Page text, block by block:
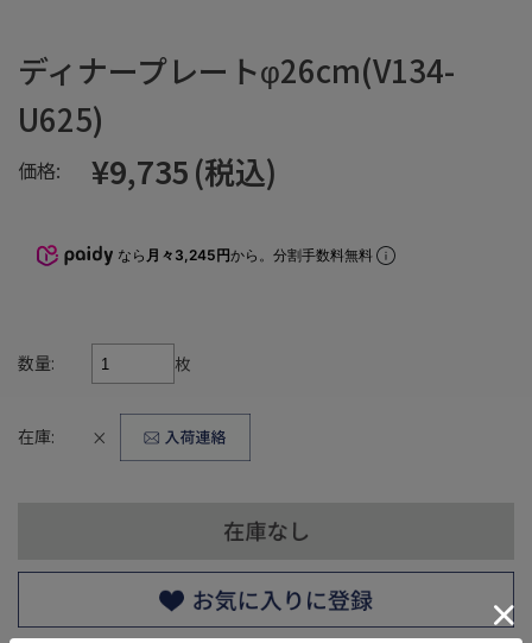
ディナープレートφ26cm(V134-
U625)
価格: ¥9,735(税込)
なら 月々3,245円から。分割手数料無料
数量: 枚
在庫: ×